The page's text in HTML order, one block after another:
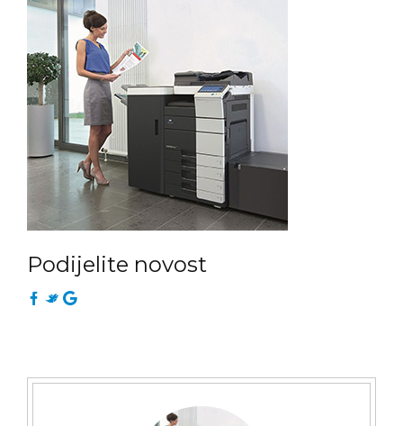
Podijelite novost